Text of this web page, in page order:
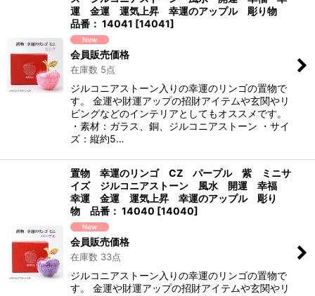
運 金運 運気上昇 幸運のアップル 彫り物
品番： 14041 [14041]
会員販売価格
在庫数 5点
ジルコニアストーン入りの幸運のリンゴの置物で
す。 金運や財運アップの招財アイテムや玄関やリ
ビングなどのインテリアとしてもオススメです。
・素材：ガラス、銅、ジルコニアストーン ・サイ
ズ：縦約5…
置物 幸運のリンゴ CZ パープル 紫 ミニサ
イズ ジルコニアストーン 風水 開運 幸福
幸運 金運 運気上昇 幸運のアップル 彫り
物 品番： 14040 [14040]
会員販売価格
在庫数 33点
ジルコニアストーン入りの幸運のリンゴの置物で
す。 金運や財運アップの招財アイテムや玄関やリ